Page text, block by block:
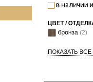
в наличии
ЦВЕТ /
бронза (2)
ПОКАЗАТЬ